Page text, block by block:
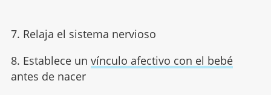
7. Relaja el sistema nervioso
8. Establece un vínculo afectivo con el bebé
antes de nacer